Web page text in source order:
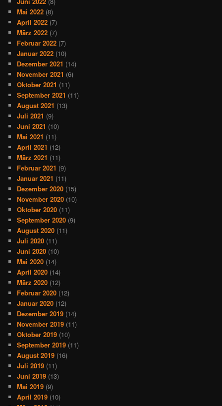
Mai 2022 (8)
April 2022 (7)
März 2022 (7)
Februar 2022 (7)
Januar 2022 (10)
Dezember 2021 (14)
November 2021 (6)
Oktober 2021 (11)
September 2021 (11)
August 2021 (13)
Juli 2021 (9)
Juni 2021 (10)
Mai 2021 (11)
April 2021 (12)
März 2021 (11)
Februar 2021 (9)
Januar 2021 (11)
Dezember 2020 (15)
November 2020 (10)
Oktober 2020 (11)
September 2020 (9)
August 2020 (11)
Juli 2020 (11)
Juni 2020 (10)
Mai 2020 (14)
April 2020 (14)
März 2020 (12)
Februar 2020 (12)
Januar 2020 (12)
Dezember 2019 (14)
November 2019 (11)
Oktober 2019 (10)
September 2019 (11)
August 2019 (16)
Juli 2019 (11)
Juni 2019 (13)
Mai 2019 (9)
April 2019 (10)